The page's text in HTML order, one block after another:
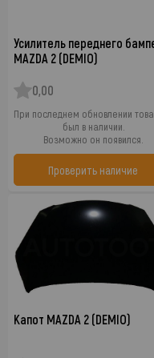
Усилитель переднего
MAZDA 2 (DEMIO)
0,00
При последнем обновлении
был в наличии.
Возможно он появился.
Проверить наличие
Капот MAZDA 2 (DEMIO)